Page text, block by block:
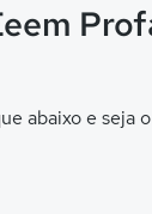
abaixo e seja